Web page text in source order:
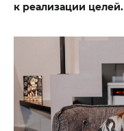
к реализации целей.